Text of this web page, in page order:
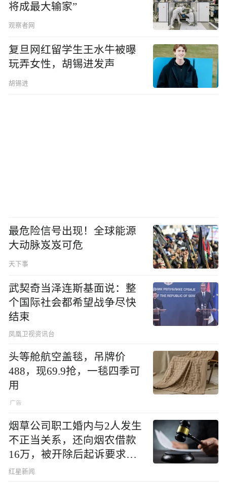
将成最大输家”
观察者网
复旦网红留学生王水牛被曝
玩弄女性，胡锡进发声
胡锡进
最危险信号出现！全球能源
大动脉岌岌可危
天下事
武契奇当泽连斯基面说：整
个国际社会都希望战争尽快
结束
凤凰卫视资讯台
头等舱航空盖毯，吊牌价
488，现69.9抢，一毯四季可
用
烟草公司职工婚内与2人发生
不正当关系，还向烟农借款
16万，被开除后起诉要求复
职，法院判了
红星新闻